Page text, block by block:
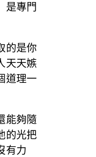
是專門
的是你
天天嫉
道理一
能夠隨
的光把
有力